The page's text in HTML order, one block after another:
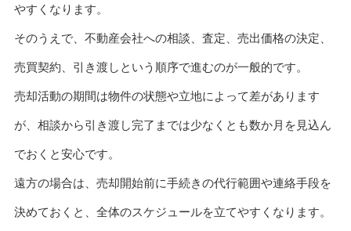
やすくなります。
そのうえで、不動産会社への相談、査定、売出価格の決定、
売買契約、引き渡しという順序で進むのが一般的です。
売却活動の期間は物件の状態や立地によって差があります
が、相談から引き渡し完了までは少なくとも数か月を見込ん
でおくと安心です。
遠方の場合は、売却開始前に手続きの代行範囲や連絡手段を
決めておくと、全体のスケジュールを立てやすくなります。